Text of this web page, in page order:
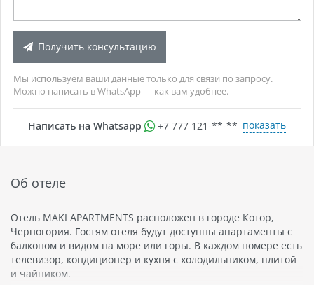
Получить консультацию
Мы используем ваши данные только для связи по запросу.
Можно написать в WhatsApp — как вам удобнее.
Написать на Whatsapp +7 777 121-**-** показать
Об отеле
Отель MAKI APARTMENTS расположен в городе Котор,
Черногория. Гостям отеля будут доступны апартаменты с
балконом и видом на море или горы. В каждом номере есть
телевизор, кондиционер и кухня с холодильником, плитой
и чайником.